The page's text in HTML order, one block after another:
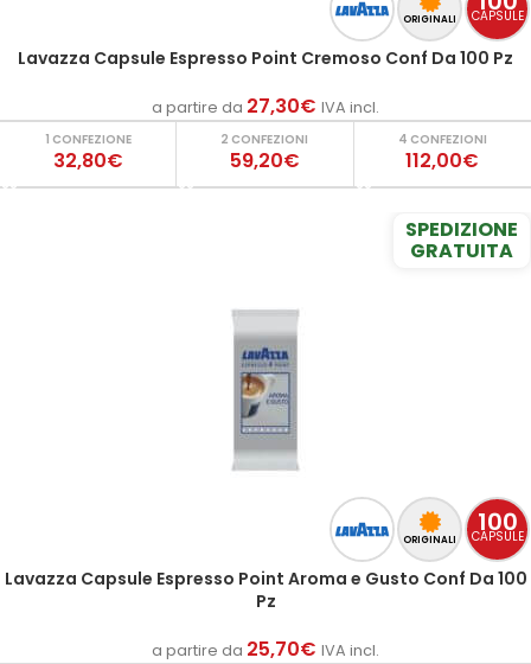
CAPSULE
ORIGINALI
Lavazza Capsule Espresso Point Cremoso Conf Da 100 Pz
a partire da 27,30€ IVA incl.
1 CONFEZIONE
32,80€
2 CONFEZIONI
59,20€
4 CONFEZIONI
112,00€
100
CAPSULE
ORIGINALI
SPEDIZIONE
GRATUITA
Lavazza Capsule Espresso Point Aroma e Gusto Conf Da 100
Pz
a partire da 25,70€ IVA incl.